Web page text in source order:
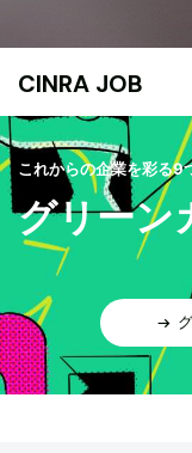
CINRA JOB
これからの企業を彩る9
グリーン